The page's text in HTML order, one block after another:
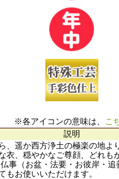
※各アイコンの意味は、 こ
説明
、遥か西方浄土の極楽の地よ
衣、穏やかなご尊顔、どれも
事（お盆・法要・お彼岸・追
もお使いいただけます。